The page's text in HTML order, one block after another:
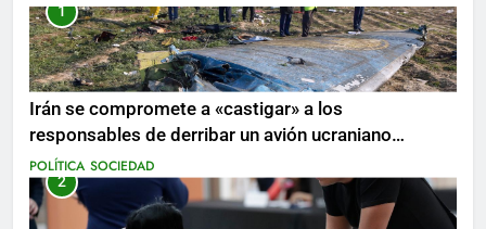
1
Irán se compromete a «castigar» a los
responsables de derribar un avión ucraniano
mientras se realizan arrestos
POLÍTICA SOCIEDAD
2